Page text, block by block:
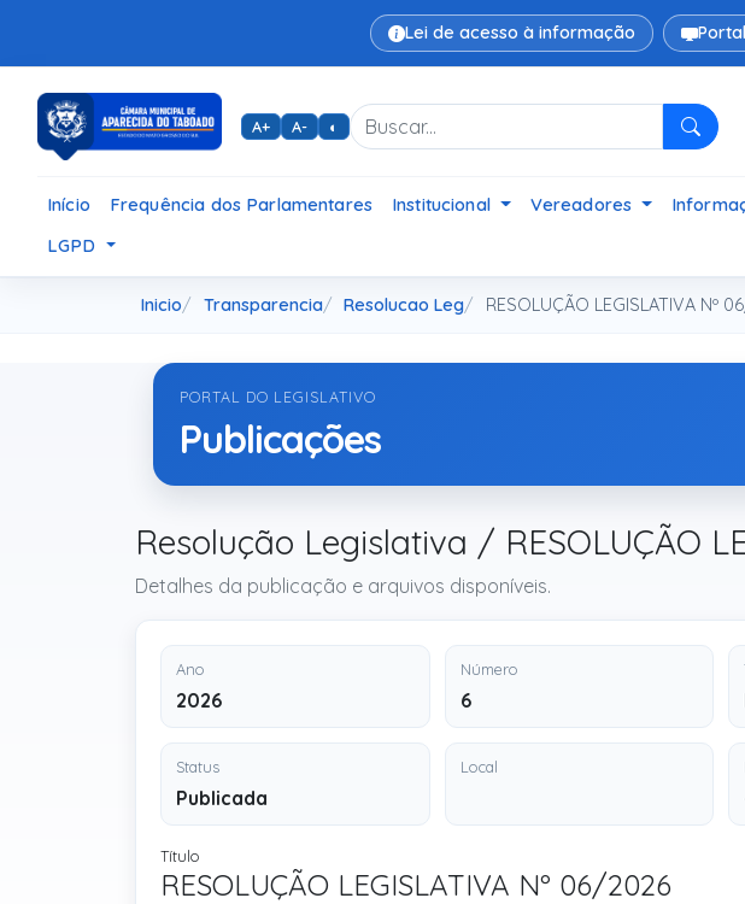
Lei de acesso à informação
A+ A- ◐
Início Frequência dos Parlamentares Institucional Vereadores
LGPD
Inicio Transparencia Resolucao Leg RESOLUÇÃO LEGISLATIVA Nº
PORTAL DO LEGISLATIVO
Publicações
Resolução Legislativa / RESOLUÇÃO
Detalhes da publicação e arquivos disponíveis.
Ano
2026
Número
6
Status
Publicada
Local
Título
RESOLUÇÃO LEGISLATIVA Nº 06/2026